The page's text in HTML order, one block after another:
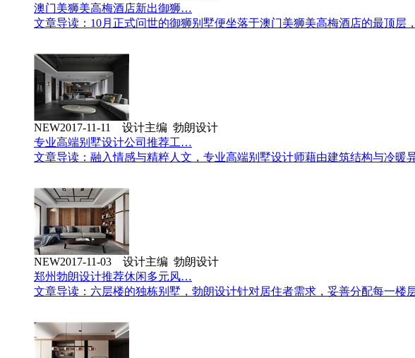
澳门美狮美高梅酒店新出御狮…
文章导读：10月正式问世的御狮别墅便坐落于澳门美狮美高梅酒店的最顶层
NEW2017-11-11 设计主编 勃朗设计
专业高端别墅设计公司推荐工…
文章导读：融入情感与精粹人文，专业高端别墅设计师藉由建筑结构与冷暖
NEW2017-11-03 设计主编 勃朗设计
郑州勃朗设计推荐休闲多元风…
文章导读：六层楼的独栋别墅，勃朗设计针对居住者需求，妥善分配每一楼